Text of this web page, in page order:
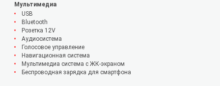
Мультимедиа
USB
Bluetooth
Розетка 12V
Аудиосистема
Голосовое управление
Навигационная система
Мультимедиа система с ЖК-экраном
Беспроводная зарядка для смартфона